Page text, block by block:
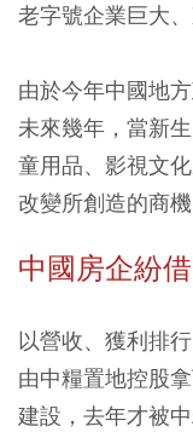
老字號企業巨大、
由於今年中國地
未來幾年，當新
童用品、影視文
改變所創造的商
中國房企紛
以營收、獲利排
由中糧置地控股
建設，去年才被